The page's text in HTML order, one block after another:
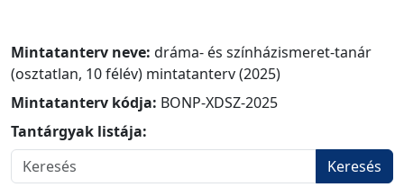
Mintatanterv neve: dráma- és színházismeret-tanár
(osztatlan, 10 félév) mintatanterv (2025)
Mintatanterv kódja: BONP-XDSZ-2025
Tantárgyak listája:
Keresés